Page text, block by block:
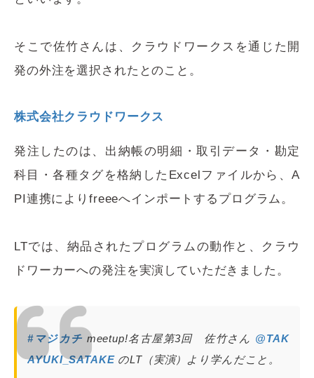
そこで佐竹さんは、クラウドワークスを通じた開
発の外注を選択されたとのこと。
株式会社クラウドワークス
発注したのは、出納帳の明細・取引データ・勘定
科目・各種タグを格納したExcelファイルから、A
PI連携によりfreeeへインポートするプログラム。
LTでは、納品されたプログラムの動作と、クラウ
ドワーカーへの発注を実演していただきました。
#マジカチ meetup!名古屋第3回 佐竹さん @TAK
AYUKI_SATAKEのLT（実演）より学んだこと。